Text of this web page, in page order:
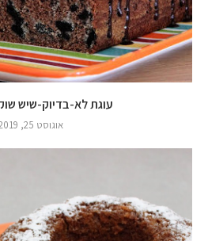
עוגת לא-בדיוק-שיש
אוגוסט 25, 2019